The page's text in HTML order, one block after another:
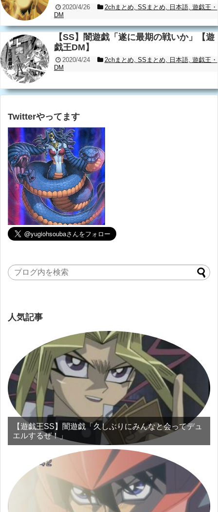
2020/4/26 2chまとめ, SSまとめ, 日本語, 遊戯王・
DM
【SS】闇遊戯「遂に最期の戦いか」【遊
戯王DM】
2020/4/24 2chまとめ, SSまとめ, 日本語, 遊戯王・
DM
Twitterやってます
人気記事
【遊戯王SS】闇遊戯「久しぶりにみんなと会ってデュ
エルするぜ！」